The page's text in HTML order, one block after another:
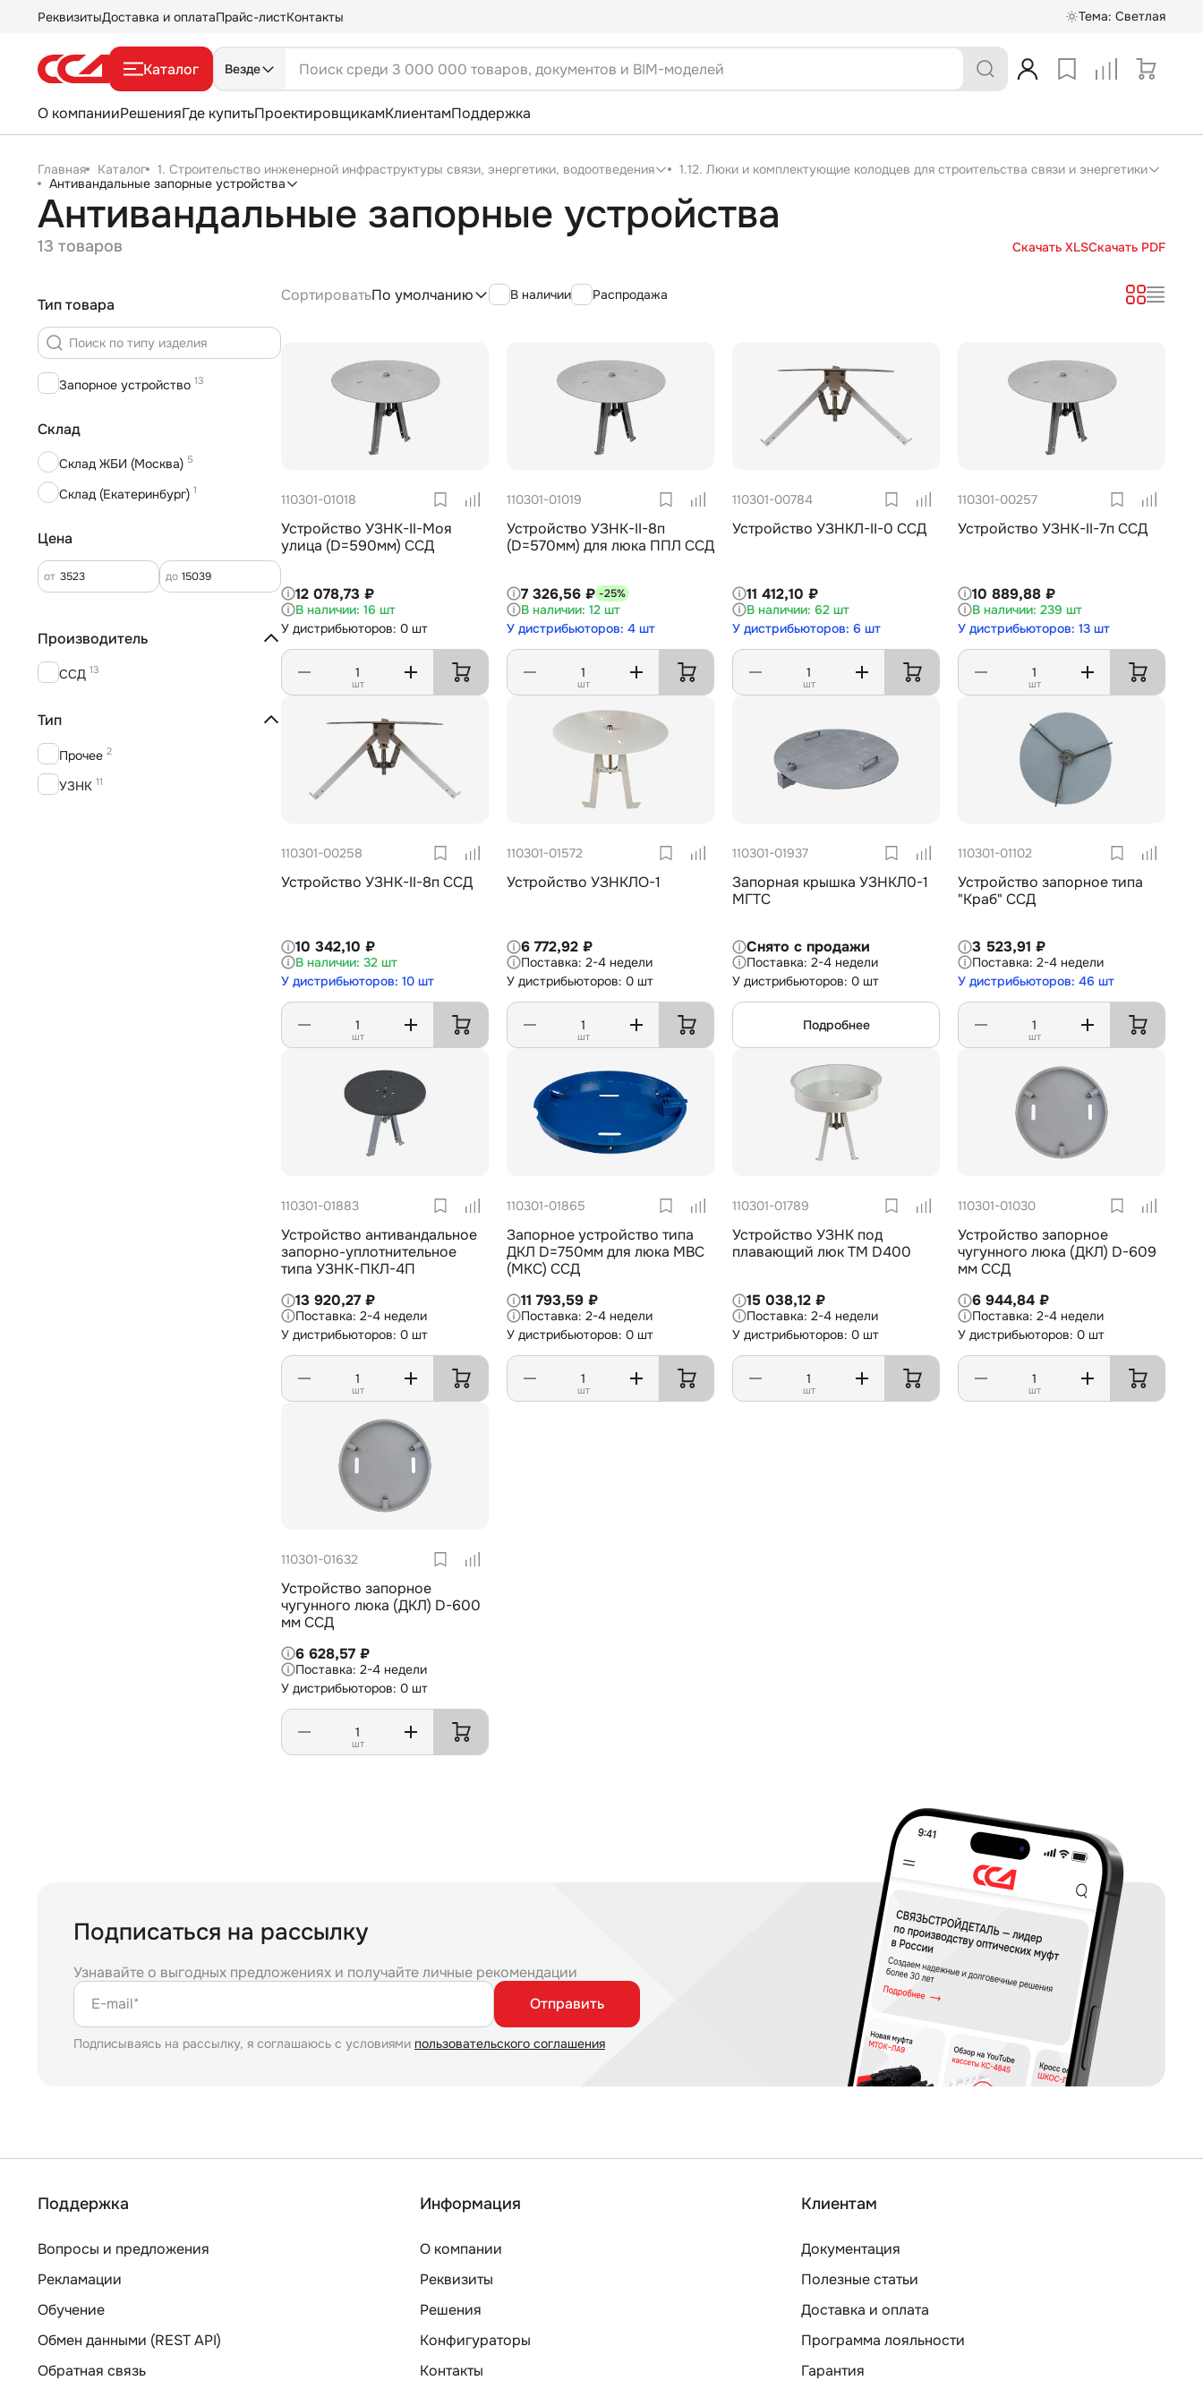
РеквизитыДоставка и оплатаПрайс-листКонтакты Тема: Светлая
Каталог Везде
О компанииРешенияГде купитьПроектировщикамКлиентамПоддержка
Главная Каталог 1. Строительство инженерной инфраструктуры связи, энергетики, водоотведения
1.12. Люки и комплектующие колодцев для строительства связи и энергетики
Антивандальные запорные устройства
Антивандальные запорные устройства
13 товаров Скачать XLSСкачать PDF
Тип товара
Запорное устройство 13
Склад
Склад ЖБИ (Москва) 5
Склад (Екатеринбург) 1
Цена
от до
Производитель
ССД 13
Тип
Прочее 2
УЗНК 11
СортироватьПо умолчанию В наличии Распродажа
110301-01018
Устройство УЗНК-II-Моя
улица (D=590мм) ССД
12 078,73 ₽
16 шт
У дистрибьюторов: 0 шт
шт
110301-01019
Устройство УЗНК-II-8п
(D=570мм) для люка ППЛ ССД
7 326,56 ₽ -25%
12 шт
У дистрибьюторов: 4 шт
шт
110301-00784
Устройство УЗНКЛ-II-0 ССД
11 412,10 ₽
62 шт
У дистрибьюторов: 6 шт
шт
110301-00257
Устройство УЗНК-II-7п ССД
10 889,88 ₽
239 шт
У дистрибьюторов: 13 шт
шт
110301-00258
Устройство УЗНК-II-8п ССД
10 342,10 ₽
32 шт
У дистрибьюторов: 10 шт
шт
110301-01572
Устройство УЗНКЛО-1
6 772,92 ₽
2-4 недели
У дистрибьюторов: 0 шт
шт
110301-01937
Запорная крышка УЗНКЛ0-1
МГТС
Снято с продажи
2-4 недели
У дистрибьюторов: 0 шт
Подробнее
110301-01102
Устройство запорное типа
"Краб" ССД
3 523,91 ₽
2-4 недели
У дистрибьюторов: 46 шт
шт
110301-01883
Устройство антивандальное
запорно-уплотнительное
типа УЗНК-ПКЛ-4П
13 920,27 ₽
2-4 недели
У дистрибьюторов: 0 шт
шт
110301-01865
Запорное устройство типа
ДКЛ D=750мм для люка МВС
(МКС) ССД
11 793,59 ₽
2-4 недели
У дистрибьюторов: 0 шт
шт
110301-01789
Устройство УЗНК под
плавающий люк ТМ D400
15 038,12 ₽
2-4 недели
У дистрибьюторов: 0 шт
шт
110301-01030
Устройство запорное
чугунного люка (ДКЛ) D-609
мм ССД
6 944,84 ₽
2-4 недели
У дистрибьюторов: 0 шт
шт
110301-01632
Устройство запорное
чугунного люка (ДКЛ) D-600
мм ССД
6 628,57 ₽
2-4 недели
У дистрибьюторов: 0 шт
шт
Подписаться на рассылку
Узнавайте о выгодных предложениях и получайте личные рекомендации
E-mail*
Отправить
Подписываясь на рассылку, я соглашаюсь с условиями пользовательского соглашения
Поддержка
Вопросы и предложения
Рекламации
Обучение
Обмен данными (REST API)
Обратная связь
Информация
О компании
Реквизиты
Решения
Конфигураторы
Контакты
Клиентам
Документация
Полезные статьи
Доставка и оплата
Программа лояльности
Гарантия